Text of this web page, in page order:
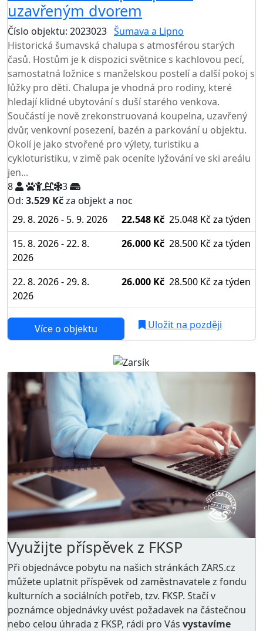
uzavřeným dvorem
Číslo objektu: 2023023 Šumava a Lipno
Historická šumavská chalupa s atmosférou starých
časů. Hostům je k dispozici světnice s kachlovou pecí,
samostatná ložnice s manželskou postelí a další pokoj s
lůžky pro děti. Chalupa je vhodná pro rodiny, které
hledají klidné ubytování s duší starého venkova.
Součástí je nově zrekonstruovaná koupelna, uzavřený
dvůr, venkovní posezení, bazén a parkování u objektu.
Okolí je jako stvořené pro výlety, turistiku a
cykloturistiku, v zimě pak oceníte lyžování ve ski areálu
jen...
8
3
Od: 3.529 Kčza objekt a noc
29. 8. 2026 - 5. 9. 2026 22.548 Kč 25.048 Kč za týden
15. 8. 2026 - 22. 8.
2026
26.000 Kč 28.500 Kč za týden
22. 8. 2026 - 29. 8.
2026
26.000 Kč 28.500 Kč za týden
Více o objektu Uložit na později
Využijte příspěvek z FKSP
Při objednávce pobytu na našich stránkách ZARS.cz
můžete uplatnit příspěvek od zaměstnavatele z fondu
kulturních a sociálních potřeb, tzv. FKSP. Stačí v
poznámce objednávky uvést požadavek na částečnou
nebo celou úhrada z FKSP, rádi pro Vás vystavíme